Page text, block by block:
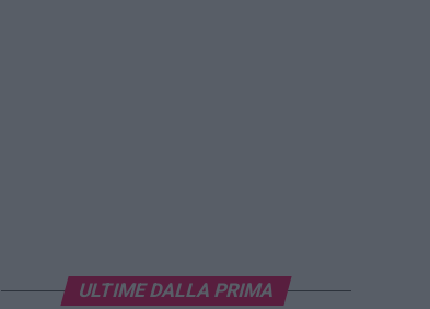
ULTIME DALLA PRIMA